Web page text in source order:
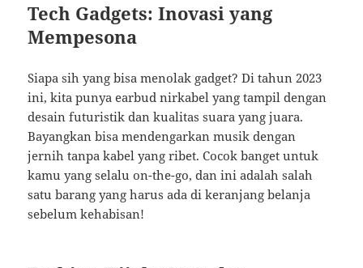
Tech Gadgets: Inovasi yang
Mempesona
Siapa sih yang bisa menolak gadget? Di tahun 2023
ini, kita punya earbud nirkabel yang tampil dengan
desain futuristik dan kualitas suara yang juara.
Bayangkan bisa mendengarkan musik dengan
jernih tanpa kabel yang ribet. Cocok banget untuk
kamu yang selalu on-the-go, dan ini adalah salah
satu barang yang harus ada di keranjang belanja
sebelum kehabisan!